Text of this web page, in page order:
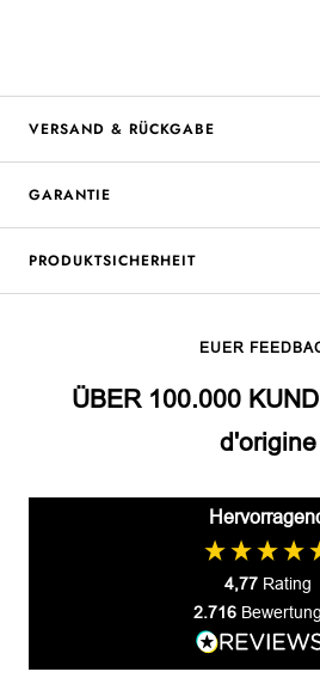
VERSAND & RÜCKGABE
GARANTIE
PRODUKTSICHERHEIT
EUER
ÜBER 100.000
d'origine
4,77 Rating
2.716